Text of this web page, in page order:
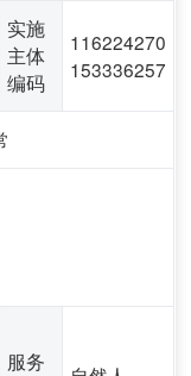
实施
主体
编码
116224270
153336257
服务